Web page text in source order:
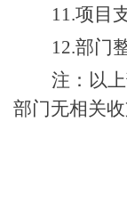
11.项目
12.部门
注：以
部门无相关